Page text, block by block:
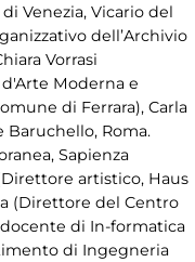
Venezia, Vicario del
dell’Archivio
Vorrasi
Moderna e
di Ferrara), Carla
Roma.
Sapienza
artistico, Haus
(Direttore del Centro
di In-formatica
di Ingegneria